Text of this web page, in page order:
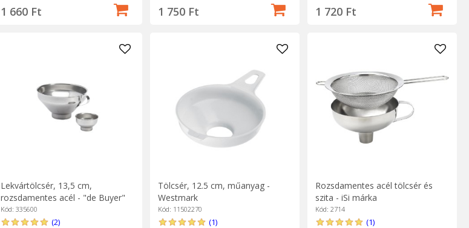
1 660 Ft 1 750 Ft 1 720 Ft
Lekvártölcsér, 13,5 cm,
rozsdamentes acél - "de Buyer"
márka
Kód: 335600
(2)
Tölcsér, 12.5 cm, műanyag -
Westmark
Kód: 11502270
(1)
Rozsdamentes acél tölcsér és
szita - iSi márka
Kód: 2714
(1)